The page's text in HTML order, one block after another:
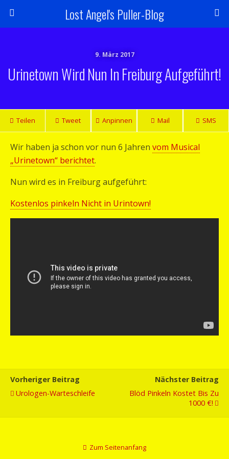
Lost Angel's Puller-Blog
9. März 2017
Urinetown Wird Nun In Freiburg Aufgeführt!
Teilen Tweet Anpinnen Mail SMS
Wir haben ja schon vor nun 6 Jahren vom Musical
„Urinetown“ berichtet.
Nun wird es in Freiburg aufgeführt:
Kostenlos pinkeln Nicht in Urintown!
Vorheriger Beitrag
Urologen-Warteschleife
Nächster Beitrag
Blöd Pinkeln Kostet Bis Zu
1000 €!
Zum Seitenanfang